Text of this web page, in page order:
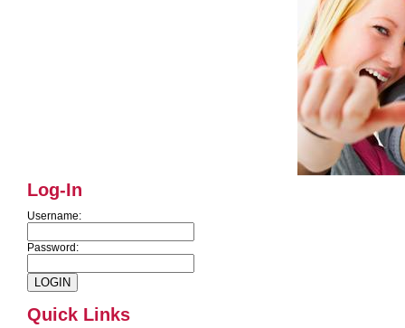
Log-In
Username:
Password:
Quick Links